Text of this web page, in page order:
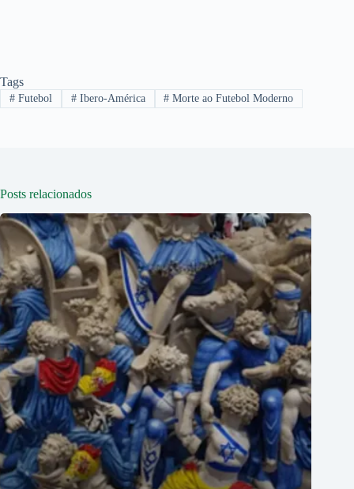
Tags
#Futebol #Ibero-América # Morte ao Futebol Moderno
Posts relacionados